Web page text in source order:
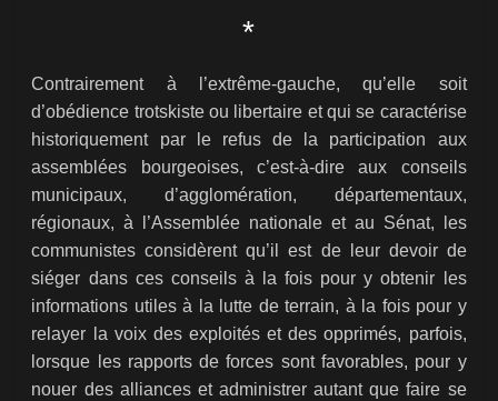
*
Contrairement à l’extrême-gauche, qu’elle soit
d’obédience trotskiste ou libertaire et qui se caractérise
historiquement par le refus de la participation aux
assemblées bourgeoises, c’est-à-dire aux conseils
municipaux, d’agglomération, départementaux,
régionaux, à l’Assemblée nationale et au Sénat, les
communistes considèrent qu’il est de leur devoir de
siéger dans ces conseils à la fois pour y obtenir les
informations utiles à la lutte de terrain, à la fois pour y
relayer la voix des exploités et des opprimés, parfois,
lorsque les rapports de forces sont favorables, pour y
nouer des alliances et administrer autant que faire se